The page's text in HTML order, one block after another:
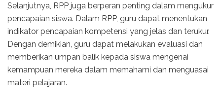
Selanjutnya, RPP juga berperan penting dalam mengukur
pencapaian siswa. Dalam RPP, guru dapat menentukan
indikator pencapaian kompetensi yang jelas dan terukur.
Dengan demikian, guru dapat melakukan evaluasi dan
memberikan umpan balik kepada siswa mengenai
kemampuan mereka dalam memahami dan menguasai
materi pelajaran.